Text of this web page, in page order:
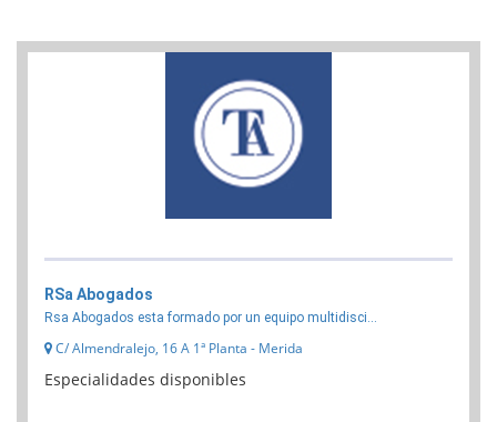
RSa Abogados
Rsa Abogados esta formado por un equipo multidisci...
C/ Almendralejo, 16 A 1ª Planta - Merida
Especialidades disponibles